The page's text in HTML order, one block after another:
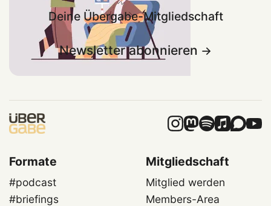
Deine Übergabe-Mitgliedschaft
Newsletter abonnieren
Formate
#podcast
#briefings
Mitgliedschaft
Mitglied werden
Members-Area